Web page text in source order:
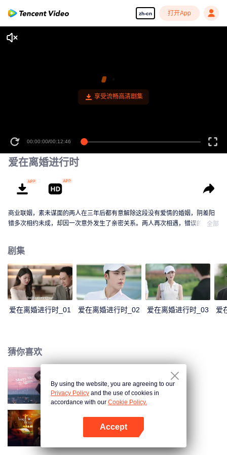
zh-cn 打开App
00:00:00/00:12:46
爱在离婚进行时
商业联姻，素未谋面的两人在三年后都有意解除这段没有爱情的婚姻，阴差阳
错多次相约未成，却因一次意外发生了亲密关系。两人再次相遇，错误的情感
全部
剧集
爱在离婚进行时_01 爱在离婚进行时_02 爱在离婚进行时_03 爱
猜你喜欢
请再和我结婚吧
步步深陷
By using the website, you are agreeing to our
Privacy Policy and the use of cookies in
accordance with our Cookie Policy.
Accept